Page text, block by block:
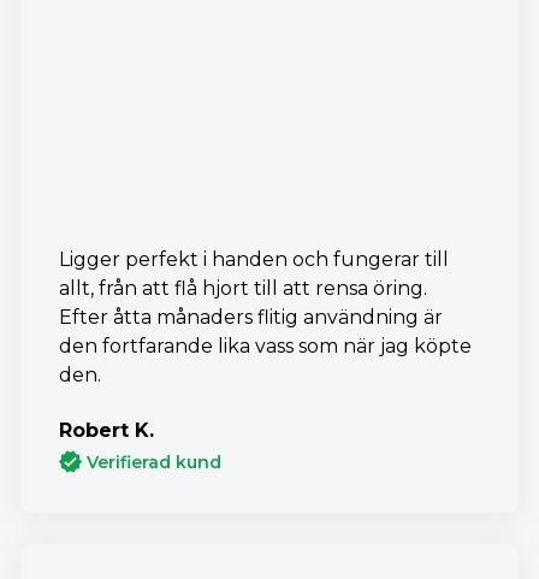
Ligger perfekt i handen och fungerar till
allt, från att flå hjort till att rensa öring.
Efter åtta månaders flitig användning är
den fortfarande lika vass som när jag köpte
den.
Robert K.
Verifierad kund